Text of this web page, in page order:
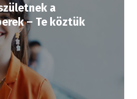
a
– Te köztük